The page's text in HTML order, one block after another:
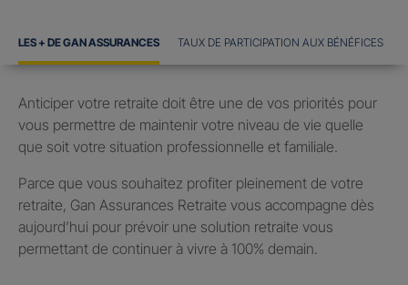
LES + DE GAN ASSURANCES TAUX DE PARTICIPATION AUX BÉNÉFICES
Anticiper votre retraite doit être une de vos priorités pour
vous permettre de maintenir votre niveau de vie quelle
que soit votre situation professionnelle et familiale.
Parce que vous souhaitez profiter pleinement de votre
retraite, Gan Assurances Retraite vous accompagne dès
aujourd’hui pour prévoir une solution retraite vous
permettant de continuer à vivre à 100% demain.